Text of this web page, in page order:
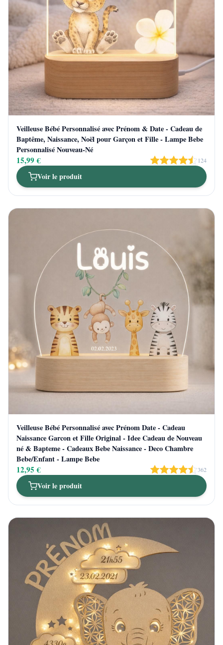
Veilleuse Bébé Personnalisé avec Prénom & Date - Cadeau de
Baptême, Naissance, Noël pour Garçon et Fille - Lampe Bebe
Personnalisé Nouveau-Né
15,99 € 124
Voir le produit
Veilleuse Bébé Personnalisé avec Prénom Date - Cadeau
Naissance Garcon et Fille Original - Idee Cadeau de Nouveau
né & Bapteme - Cadeaux Bebe Naissance - Deco Chambre
Bebe/Enfant - Lampe Bebe
12,95 € 362
Voir le produit